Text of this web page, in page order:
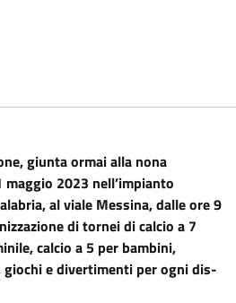
giunta ormai alla nona
2023 nell’impianto
al viale Messina, dalle ore 9
di tornei di calcio a 7
calcio a 5 per bambini,
e divertimenti per ogni dis-